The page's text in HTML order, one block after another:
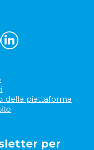
della piattaforma
per